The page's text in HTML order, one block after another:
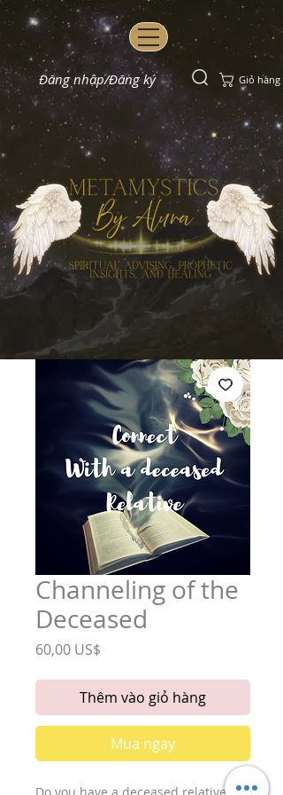
Đăng nhập/Đăng ký Giỏ hàng
Channeling of the
Deceased
60,00 US$
Thêm vào giỏ hàng
Mua ngay